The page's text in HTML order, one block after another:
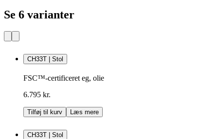
Se 6 varianter
CH33T | Stol
FSC™-certificeret eg, olie
6.795 kr.
Tilføj til kurv Læs mere
CH33T | Stol